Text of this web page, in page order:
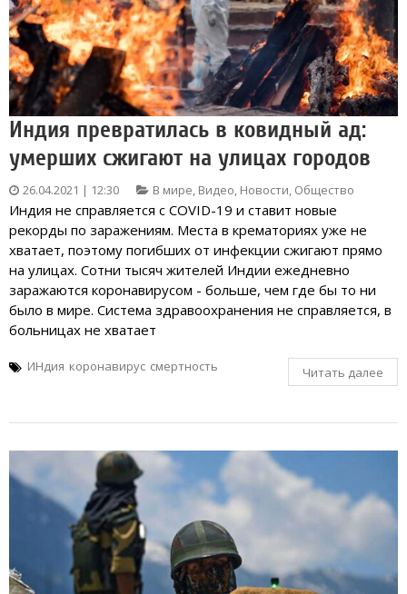
Индия превратилась в ковидный ад:
умерших сжигают на улицах городов
26.04.2021 | 12:30 В мире, Видео, Новости, Общество
Индия не справляется с COVID-19 и ставит новые
рекорды по заражениям. Места в крематориях уже не
хватает, поэтому погибших от инфекции сжигают прямо
на улицах. Сотни тысяч жителей Индии ежедневно
заражаются коронавирусом - больше, чем где бы то ни
было в мире. Система здравоохранения не справляется, в
больницах не хватает
ИНдия коронавирус смертность Читать далее